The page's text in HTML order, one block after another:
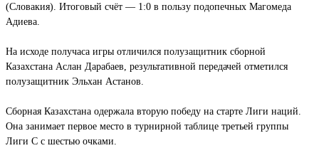
(Словакия). Итоговый счёт — 1:0 в пользу подопечных Магомеда
Адиева.
На исходе получаса игры отличился полузащитник сборной
Казахстана Аслан Дарабаев, результативной передачей отметился
полузащитник Эльхан Астанов.
Сборная Казахстана одержала вторую победу на старте Лиги наций.
Она занимает первое место в турнирной таблице третьей группы
Лиги С с шестью очками.